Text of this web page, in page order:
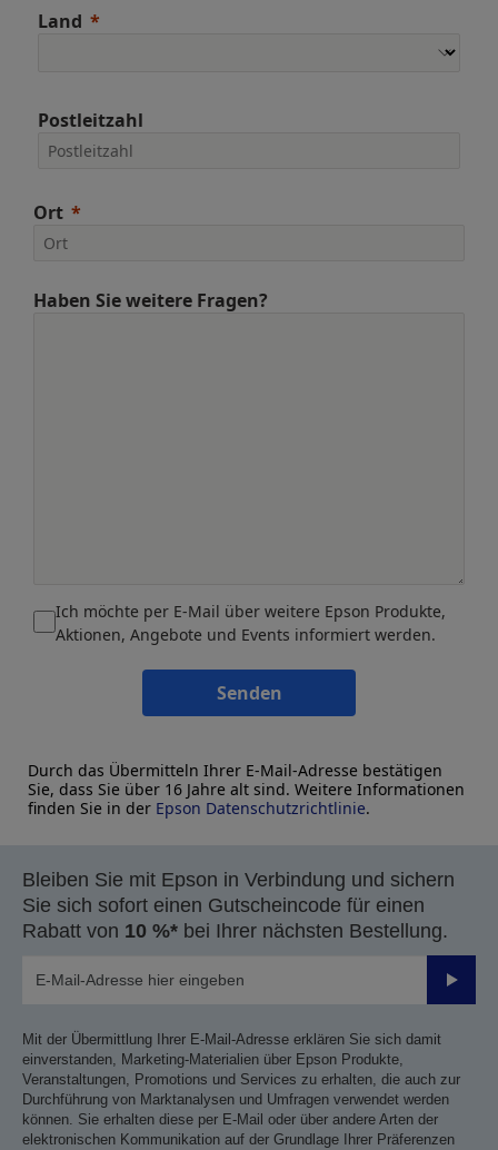
Land
Postleitzahl
Ort
Haben Sie weitere Fragen?
Ich möchte per E-Mail über weitere Epson Produkte,
Aktionen, Angebote und Events informiert werden.
Senden
Durch das Übermitteln Ihrer E-Mail-Adresse bestätigen
Sie, dass Sie über 16 Jahre alt sind. Weitere Informationen
finden Sie in der Epson Datenschutzrichtlinie.
Bleiben Sie mit Epson in Verbindung und sichern
Sie sich sofort einen Gutscheincode für einen
Rabatt von 10 %* bei Ihrer nächsten Bestellung.
Mit der Übermittlung Ihrer E-Mail-Adresse erklären Sie sich damit
einverstanden, Marketing-Materialien über Epson Produkte,
Veranstaltungen, Promotions und Services zu erhalten, die auch zur
Durchführung von Marktanalysen und Umfragen verwendet werden
können. Sie erhalten diese per E-Mail oder über andere Arten der
elektronischen Kommunikation auf der Grundlage Ihrer Präferenzen